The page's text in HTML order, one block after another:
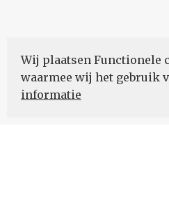
Wij plaatsen Functionele
waarmee wij het gebruik
informatie